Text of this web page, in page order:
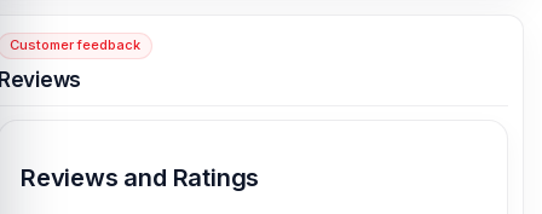
Customer feedback
Reviews and Ratings